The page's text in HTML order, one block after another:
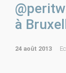
à
24 août 2013